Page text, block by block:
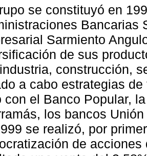
se constituyó en
Bancarias
Sarmiento
de sus
construcción,
a cabo estrategias
con el Banco Popular,
los bancos
se realizó, por
de acciones